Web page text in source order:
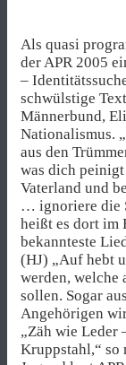
Als quasi
der APR 2005
–
schwülstige
Männerbund,
Nationalismus.
aus den
was dich peinigt
Vaterland und
… ignoriere die
heißt es dort im
bekannteste
(HJ) „Auf hebt
werden, welche
sollen. Sogar
Angehörigen
„Zäh wie Leder
Kruppstahl,“ so